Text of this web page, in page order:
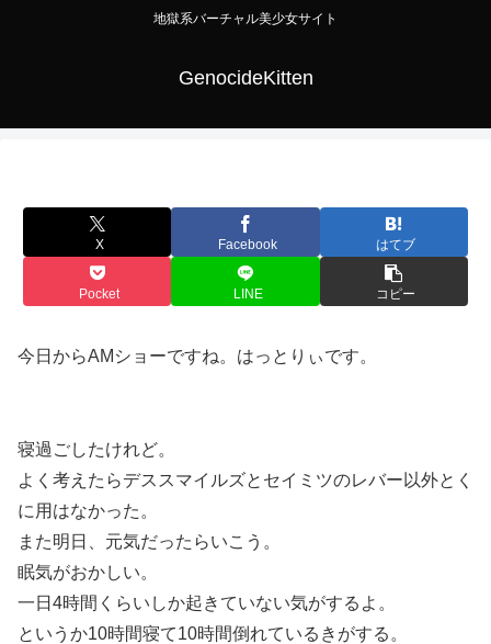
地獄系バーチャル美少女サイト
GenocideKitten
X Facebook はてブ
Pocket LINE コピー
今日からAMショーですね。はっとりぃです。
寝過ごしたけれど。
よく考えたらデススマイルズとセイミツのレバー以外とく
に用はなかった。
また明日、元気だったらいこう。
眠気がおかしい。
一日4時間くらいしか起きていない気がするよ。
というか10時間寝て10時間倒れているきがする。